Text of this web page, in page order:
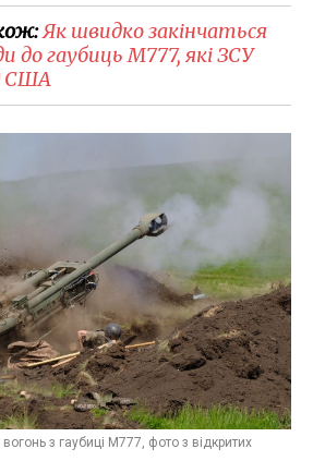
Як швидко закінчаться
до гаубиць M777, які ЗСУ
США
з гаубиці M777, фото з відкритих